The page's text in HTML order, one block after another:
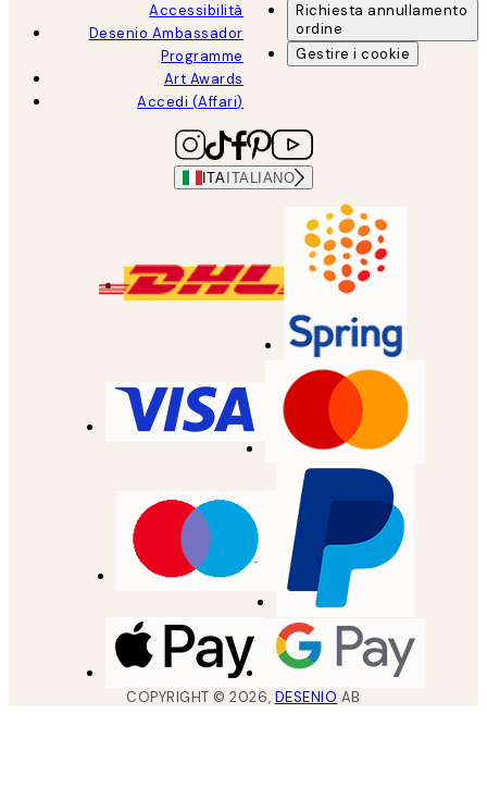
Accessibilità
Desenio Ambassador
Programme
Art Awards
Accedi (Affari)
Richiesta annullamento
ordine
Gestire i cookie
ITA ITALIANO
COPYRIGHT ©2026, DESENIO AB